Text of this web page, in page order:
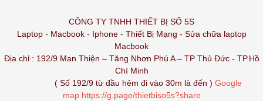
CÔNG TY TNHH THIẾT BỊ SỐ 5S
Laptop - Macbook - Iphone - Thiết Bị Mạng - Sửa chữa laptop
Macbook
Địa chỉ : 192/9 Man Thiện – Tăng Nhơn Phú A – TP Thủ Đức - TP.Hồ
Chí Minh
( Số 192/9 từ đầu hẻm đi vào 30m là đến ) Google
map https://g.page/thietbiso5s?share